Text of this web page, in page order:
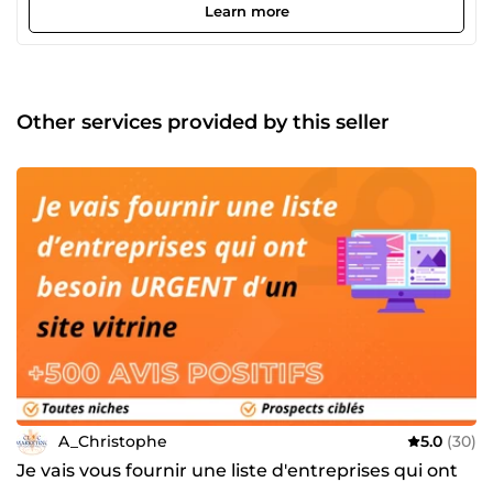
Learn more
Other services provided by this seller
A_Christophe 5.0 (30)
Je vais vous fournir une liste d'entreprises qui ont